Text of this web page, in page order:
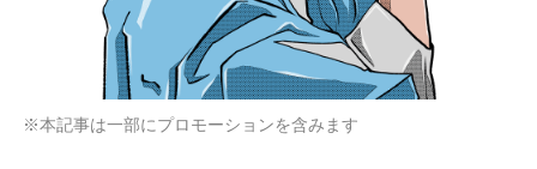
※本記事は一部にプロモーションを含みます